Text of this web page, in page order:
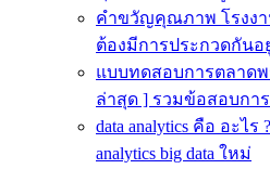
คําขวัญคุณภาพ โรงงา
ต้องมีการประกวดกันอ
แบบทดสอบการตลาด
ล่าสุด ] รวมข้อสอบกา
data analytics คือ อะไ
analytics big data ใหม่